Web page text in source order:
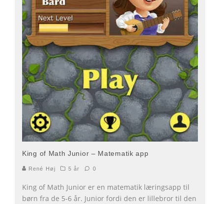
King of Math Junior – Matematik app
René Høj 5 år 0
King of Math Junior er en matematik læringsapp til
børn fra de 5-6 år. Junior fordi den er lillebror til den